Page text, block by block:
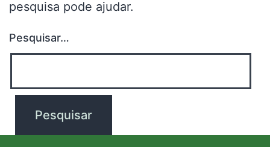
pesquisa pode ajudar.
Pesquisar…